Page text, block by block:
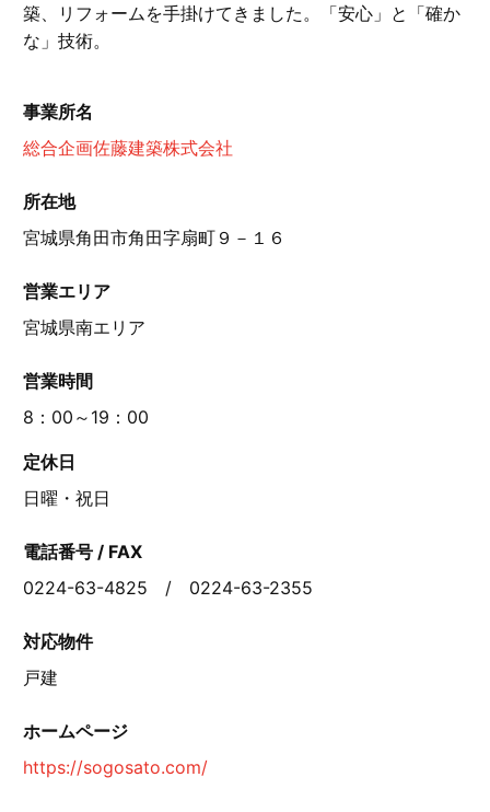
築、リフォームを手掛けてきました。「安心」と「確か
な」技術。
事業所名
総合企画佐藤建築株式会社
所在地
宮城県角田市角田字扇町９－１６
営業エリア
宮城県南エリア
営業時間
8：00～19：00
定休日
日曜・祝日
電話番号 / FAX
0224-63-4825 / 0224-63-2355
対応物件
戸建
ホームページ
https://sogosato.com/